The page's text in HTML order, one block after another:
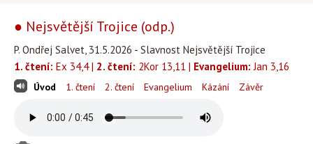
● Nejsvětější Trojice (odp.)
P. Ondřej Salvet, 31.5.2026 - Slavnost Nejsvětější Trojice
1. čtení: Ex 34,4 | 2. čtení: 2Kor 13,11 | Evangelium: Jan 3,16
Úvod 1. čtení 2. čtení Evangelium Kázání Závěr